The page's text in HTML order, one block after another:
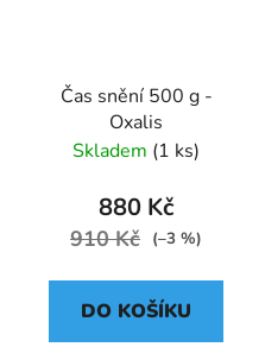
Čas snění 500 g -
Oxalis
Skladem (1 ks)
880 Kč
910 Kč (–3 %)
DO KOŠÍKU